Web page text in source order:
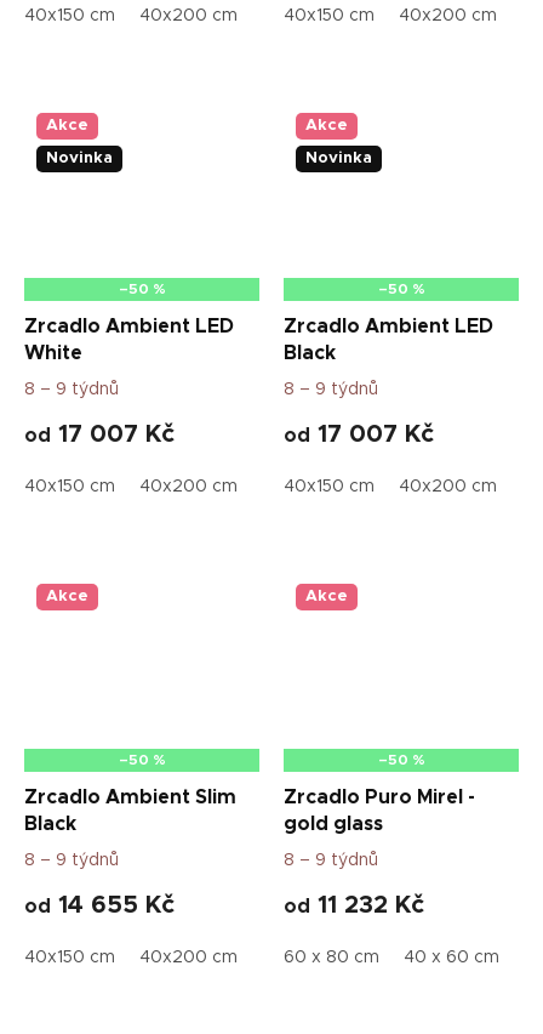
40x150 cm 40x200 cm 50x70 cm 50x115 cm 50x160
40x150 cm 40x200 cm
Akce
Novinka
–50 %
Zrcadlo Ambient LED
White
8 – 9 týdnů
od 17 007 Kč
40x150 cm 40x200 cm 50x70 cm 50x115 cm 50x160
Akce
Novinka
–50 %
Zrcadlo Ambient LED
Black
8 – 9 týdnů
od 17 007 Kč
40x150 cm 40x200 cm
Akce
–50 %
Zrcadlo Ambient Slim
Black
8 – 9 týdnů
od 14 655 Kč
40x150 cm 40x200 cm 50x70 cm 50x115 cm 50x160
Akce
–50 %
Zrcadlo Puro Mirel -
gold glass
8 – 9 týdnů
od 11 232 Kč
60 x 80 cm 40 x 60 cm